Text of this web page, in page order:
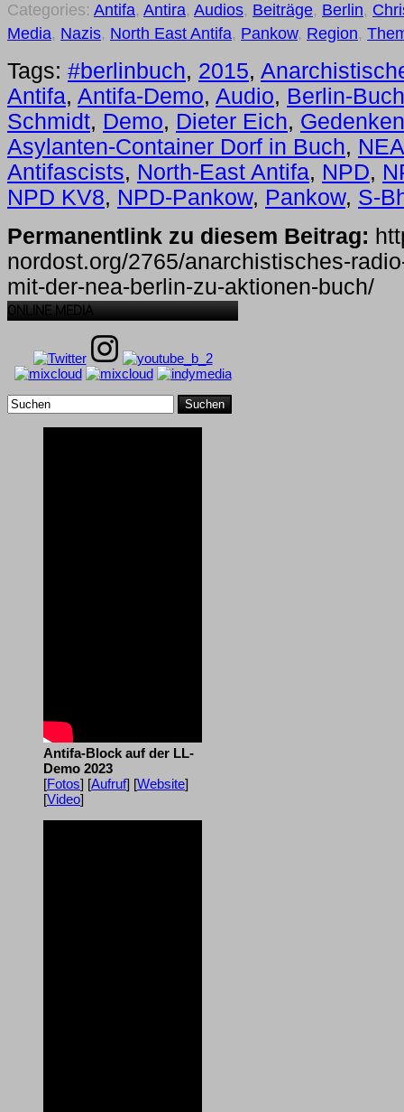
Categories: Antifa, Antira, Audios, Beiträge, Berlin,
Media, Nazis, North East Antifa, Pankow, Region,
Tags: #berlinbuch, 2015,
Antifa, Antifa-Demo, Audio, Berlin-Buch
Schmidt, Demo, Dieter Eich, Gedenken
Asylanten-Container Dorf in Buch, NEA
Antifascists, North-East Antifa, NPD,
NPD KV8, NPD-Pankow, Pankow, S-
Permanentlink zu diesem Beitrag:
nordost.org/2765/anarchistisches-
mit-der-nea-berlin-zu-aktionen-buch/
ONLINE MEDIA
Suchen
Antifa-Block auf der LL-
Demo 2023
[Fotos] [Aufruf] [Website]
[Video]